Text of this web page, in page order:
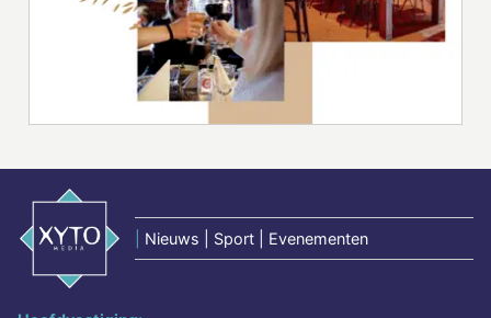
Nieuws | Sport | Evenementen